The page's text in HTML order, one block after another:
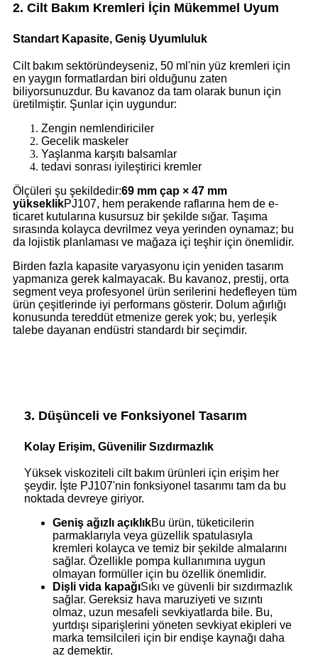
2. Cilt Bakım Kremleri İçin Mükemmel Uyum
Standart Kapasite, Geniş Uyumluluk
Cilt bakım sektöründeyseniz, 50 ml'nin yüz kremleri için
en yaygın formatlardan biri olduğunu zaten
biliyorsunuzdur. Bu kavanoz da tam olarak bunun için
üretilmiştir. Şunlar için uygundur:
Zengin nemlendiriciler
Gecelik maskeler
Yaşlanma karşıtı balsamlar
tedavi sonrası iyileştirici kremler
Ölçüleri şu şekildedir:69 mm çap × 47 mm
yükseklikPJ107, hem perakende raflarına hem de e-
ticaret kutularına kusursuz bir şekilde sığar. Taşıma
sırasında kolayca devrilmez veya yerinden oynamaz; bu
da lojistik planlaması ve mağaza içi teşhir için önemlidir.
Birden fazla kapasite varyasyonu için yeniden tasarım
yapmanıza gerek kalmayacak. Bu kavanoz, prestij, orta
segment veya profesyonel ürün serilerini hedefleyen tüm
ürün çeşitlerinde iyi performans gösterir. Dolum ağırlığı
konusunda tereddüt etmenize gerek yok; bu, yerleşik
talebe dayanan endüstri standardı bir seçimdir.
3. Düşünceli ve Fonksiyonel Tasarım
Kolay Erişim, Güvenilir Sızdırmazlık
Yüksek viskoziteli cilt bakım ürünleri için erişim her
şeydir. İşte PJ107'nin fonksiyonel tasarımı tam da bu
noktada devreye giriyor.
Geniş ağızlı açıklıkBu ürün, tüketicilerin
parmaklarıyla veya güzellik spatulasıyla
kremleri kolayca ve temiz bir şekilde almalarını
sağlar. Özellikle pompa kullanımına uygun
olmayan formüller için bu özellik önemlidir.
Dişli vida kapağıSıkı ve güvenli bir sızdırmazlık
sağlar. Gereksiz hava maruziyeti ve sızıntı
olmaz, uzun mesafeli sevkiyatlarda bile. Bu,
yurtdışı siparişlerini yöneten sevkiyat ekipleri ve
marka temsilcileri için bir endişe kaynağı daha
az demektir.